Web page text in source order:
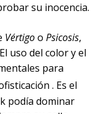
su inocencia.
Vértigoo Psicosis,
uso del color y el
para
. Es el
podía dominar